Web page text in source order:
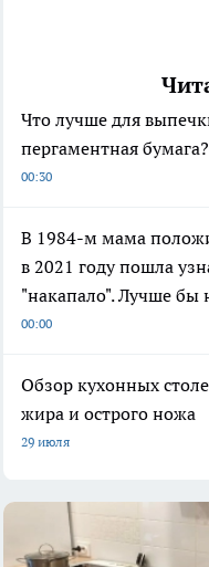
Что лучше для
пергаментная
00:30
В 1984-м мама
в 2021 году пошла
"накапало". Лучше бы
00:00
Обзор кухонных
жира и острого ножа
29 июля